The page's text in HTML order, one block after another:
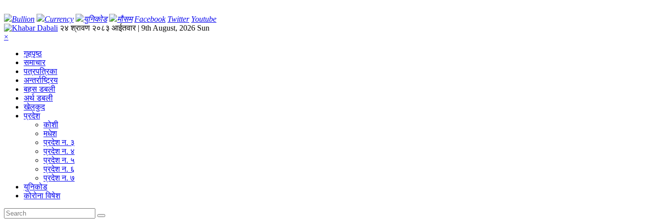
Bullion Currency युनिकोड मौसम Facebook Twitter Youtube
२४ श्रावण २०८३ आईतवार | 9th August, 2026 Sun
×
गृहपृष्‍ठ
समाचार
पत्रपत्रिका
अन्तर्राष्ट्रिय
बहस डबली
अर्थ डबली
खेलकुद
प्रदेश
कोशी
मधेश
प्रदेश न. ३
प्रदेश न. ४
प्रदेश न. ५
प्रदेश न. ६
प्रदेश न. ७
युनिकोड
कोरोना विषेश